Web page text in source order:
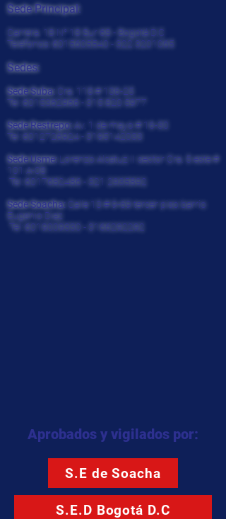
Sede Principal:
Carrera. 18 N° 18 Sur 68 - Bogotá D.C
Teléfonos: 6015605540 - 322 3201065
Sedes:
Sede Suba: Cra. 118 # 136-25
Tel: 6015362966 - 315 820 5977
Sede Restrepo: Av. 1 de mayo # 16-30
Tel: 6012726924- 3195142033
Sede Usme: Lorenzo Alcatuz II sector Cra. 5 este #
101 A-08
Tel: 6017682486 - 321 2935892
Sede Soacha: Calle 13 # 9-69 tercer piso barrio
Eugenio Diaz
Tel: 6019009330 - 3166292292
Aprobados y vigilados por:
S.E de Soacha
S.E.D Bogotá D.C